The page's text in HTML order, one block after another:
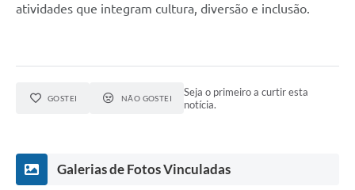
atividades que integram cultura, diversão e inclusão.
GOSTEI NÃO GOSTEI
Seja o primeiro a curtir esta
notícia.
Galerias de Fotos Vinculadas